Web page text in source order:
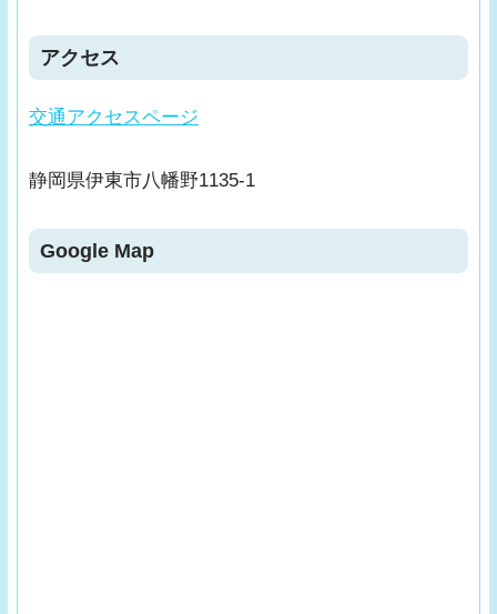
アクセス
交通アクセスページ
静岡県伊東市八幡野1135-1
Google Map